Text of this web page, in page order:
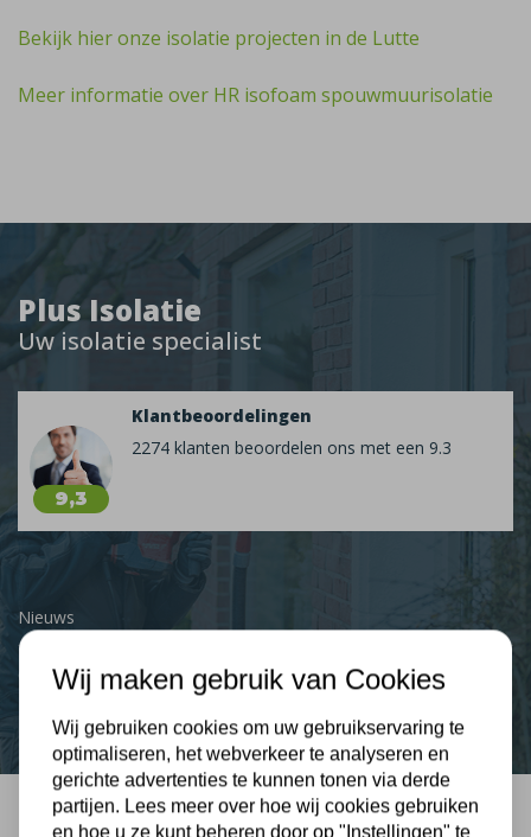
Plus Isolatie
Uw isolatie specialist
9,3
Klantbeoordelingen
2274 klanten beoordelen ons met een 9.3
Nieuws
Contact
Bekijk hier onze isolatie projecten in de Lutte
Meer informatie over HR isofoam spouwmuurisolatie
Wij maken gebruik van Cookies
Wij gebruiken cookies om uw gebruikservaring te
optimaliseren, het webverkeer te analyseren en
gerichte advertenties te kunnen tonen via derde
partijen. Lees meer over hoe wij cookies gebruiken
en hoe u ze kunt beheren door op "Instellingen" te